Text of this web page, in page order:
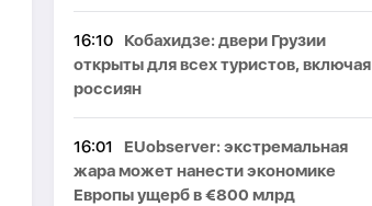
16:10
Кобахидзе: двери Грузии
открыты для всех туристов, включая
россиян
16:01
EUobserver: экстремальная
жара может нанести экономике
Европы ущерб в €800 млрд